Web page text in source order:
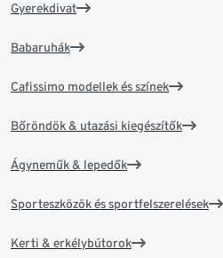
Gyerekdivat
Babaruhák
Cafissimo modellek és színek
Bőröndök & utazási kiegészítők
Ágyneműk & lepedők
Sporteszközök és sportfelszerelések
Kerti & erkélybútorok